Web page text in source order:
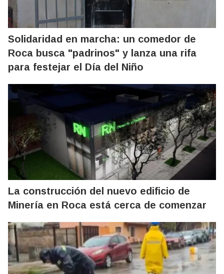
Solidaridad en marcha: un comedor de
Roca busca "padrinos" y lanza una rifa
para festejar el Día del Niño
La construcción del nuevo edificio de
Minería en Roca está cerca de comenzar